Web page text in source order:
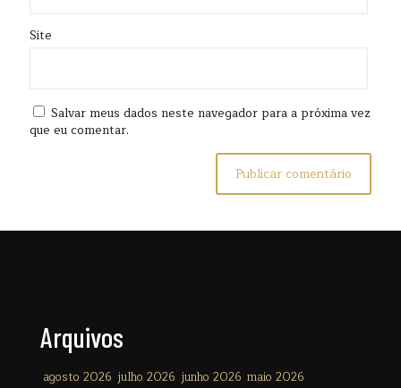
Site
Salvar meus dados neste navegador para a próxima vez
que eu comentar.
Arquivos
agosto 2026 julho 2026 junho 2026 maio 2026